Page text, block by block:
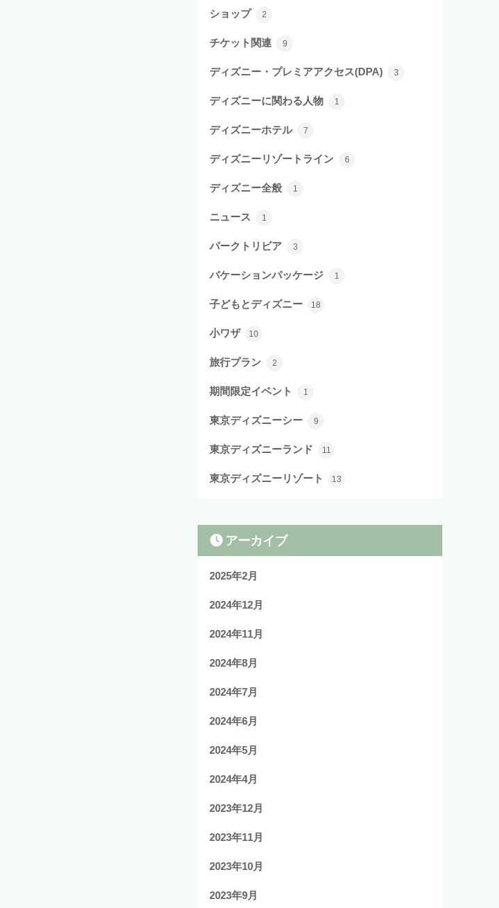
ショップ 2
チケット関連 9
ディズニー・プレミアアクセス(DPA) 3
ディズニーに関わる人物 1
ディズニーホテル 7
ディズニーリゾートライン 6
ディズニー全般 1
ニュース 1
パークトリビア 3
バケーションパッケージ 1
子どもとディズニー 18
小ワザ 10
旅行プラン 2
期間限定イベント 1
東京ディズニーシー 9
東京ディズニーランド 11
東京ディズニーリゾート 13
アーカイブ
2025年2月
2024年12月
2024年11月
2024年8月
2024年7月
2024年6月
2024年5月
2024年4月
2023年12月
2023年11月
2023年10月
2023年9月